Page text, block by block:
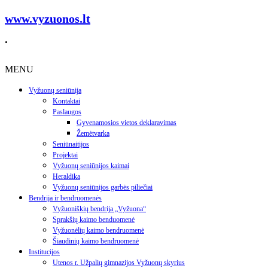
www.vyzuonos.lt
.
MENU
Vyžuonų seniūnija
Kontaktai
Paslaugos
Gyvenamosios vietos deklaravimas
Žemėtvarka
Seniūnaitijos
Projektai
Vyžuonų seniūnijos kaimai
Heraldika
Vyžuonų seniūnijos garbės piliečiai
Bendrija ir bendruomenės
Vyžuoniškių bendrija „Vyžuona“
Sprakšių kaimo benduomenė
Vyžuonėlių kaimo bendruomenė
Šiaudinių kaimo bendruomenė
Institucijos
Utenos r. Užpalių gimnazijos Vyžuonų skyrius